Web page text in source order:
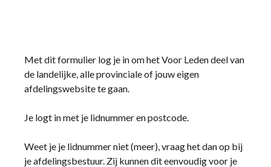
Met dit formulier log je in om het Voor Leden deel van
de landelijke, alle provinciale of jouw eigen
afdelingswebsite te gaan.
Je logt in met je lidnummer en postcode.
Weet je je lidnummer niet (meer), vraag het dan op bij
je afdelingsbestuur. Zij kunnen dit eenvoudig voor je